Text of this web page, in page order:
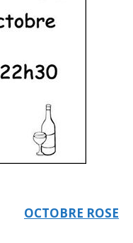
OCTOBRE ROSE